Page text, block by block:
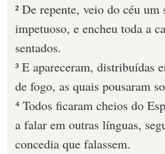
² De repente, veio do céu
impetuoso, e encheu toda a
sentados.
³ E apareceram, distribuídas
de fogo, as quais pousaram
⁴ Todos ficaram cheios do
a falar em outras línguas,
concedia que falassem.